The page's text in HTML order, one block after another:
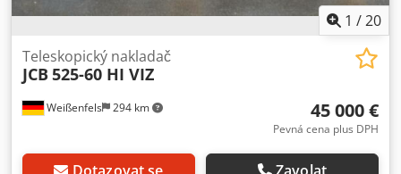
1 /20
Weißenfels 294 km
Teleskopický nakladač
JCB 525-60 HI VIZ
45 000 €
Pevná cena plus DPH
Dotazovat se Zavolat